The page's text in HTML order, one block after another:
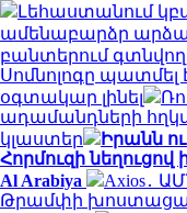
Լեհաստանում
ամենաբարձր
բանտերում գտնվող
Սոմնոլոգը պատմել
օգտակար լինել
ադամանդների
կլաստեր
Իրանն
Հորմուզի
Al Arabiya
Axios․
Թրամփի